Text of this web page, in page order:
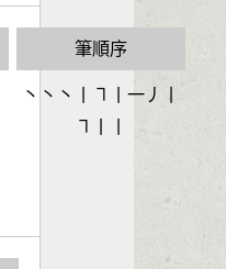
筆順序
丶丶丶丨㇕丨一丿丨
㇕丨丨